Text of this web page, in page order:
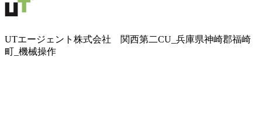
UTエージェント株式会社 関西第二CU_兵庫県神崎郡福崎
町_機械操作